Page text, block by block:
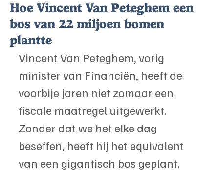
Hoe Vincent Van Peteghem een
bos van 22 miljoen bomen
plantte
Vincent Van Peteghem, vorig
minister van Financiën, heeft de
voorbije jaren niet zomaar een
fiscale maatregel uitgewerkt.
Zonder dat we het elke dag
beseffen, heeft hij het equivalent
van een gigantisch bos geplant.